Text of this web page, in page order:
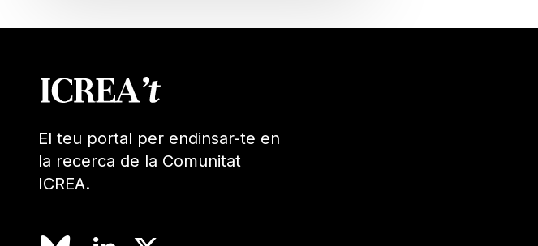
El teu portal per endinsar-te en
la recerca de la Comunitat
ICREA.